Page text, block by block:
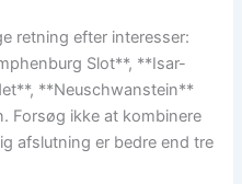
retning efter interesser:
Slot**, **Isar-
**Neuschwanstein**
Forsøg ikke at kombinere
afslutning er bedre end tre